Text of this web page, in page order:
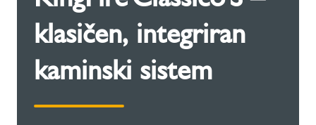
klasičen, integriran
kaminski sistem